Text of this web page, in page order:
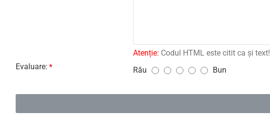
Atenție: Codul HTML este citit ca şi text!
l
Evaluare: Rău Bun